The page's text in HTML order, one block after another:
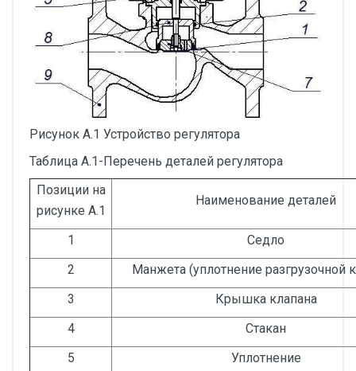
Рисунок А.1 Устройство регулятора
Таблица А.1-Перечень деталей регулятора
Позиции на
рисунке А.1
Наименование деталей
1
Седло
2
Манжета (уплотнение разгрузочной
3
Крышка клапана
4
Стакан
5
Уплотнение